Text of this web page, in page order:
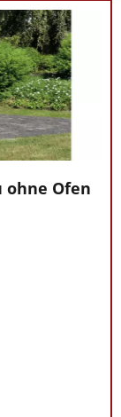
ohne Ofen